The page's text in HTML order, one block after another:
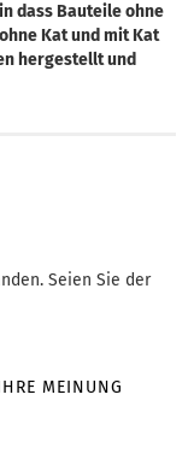
dass Bauteile ohne
Kat und mit Kat
hergestellt und
Seien Sie der
MEINUNG